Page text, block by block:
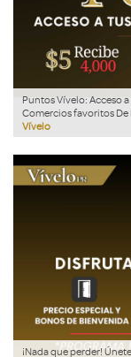
Puntos Vívelo: Acceso
Comercios favoritos De
Vívelo
¡Nada que perder!